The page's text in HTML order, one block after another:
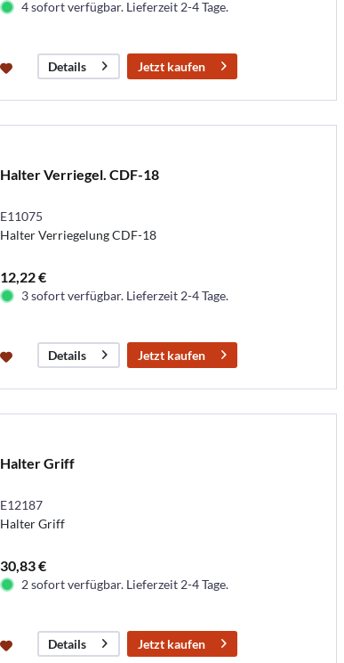
4 sofort verfügbar. Lieferzeit 2-4 Tage.
Details Jetzt kaufen
Halter Verriegel. CDF-18
E11075
Halter Verriegelung CDF-18
12,22 €
3 sofort verfügbar. Lieferzeit 2-4 Tage.
Details Jetzt kaufen
Halter Griff
E12187
Halter Griff
30,83 €
2 sofort verfügbar. Lieferzeit 2-4 Tage.
Details Jetzt kaufen